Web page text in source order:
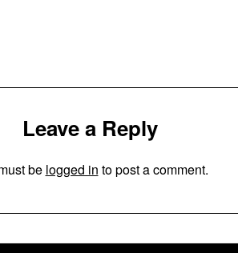
Leave a Reply
be logged in to post a comment.